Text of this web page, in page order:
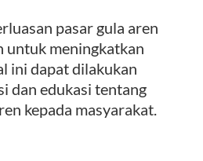
pasar gula aren
untuk meningkatkan
ini dapat dilakukan
dan edukasi tentang
kepada masyarakat.